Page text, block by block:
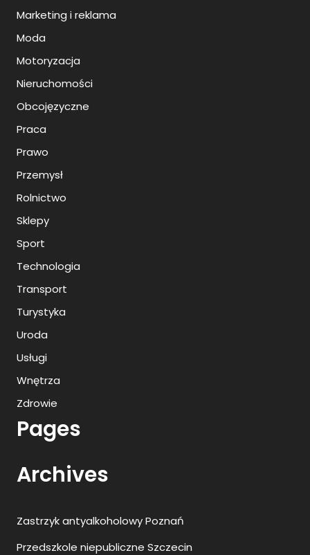
Marketing i reklama
Moda
Motoryzacja
Nieruchomości
Obcojęzyczne
Praca
Prawo
Przemysł
Rolnictwo
Sklepy
Sport
Technologia
Transport
Turystyka
Uroda
Usługi
Wnętrza
Zdrowie
Pages
Archives
Zastrzyk antyalkoholowy Poznań
Przedszkole niepubliczne Szczecin